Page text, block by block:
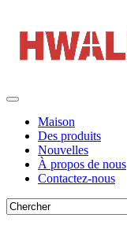
Maison
Des produits
Nouvelles
À propos de nous
Contactez-nous